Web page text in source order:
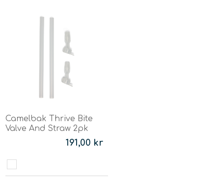
Camelbak Thrive Bite
Valve And Straw 2pk
191,00 kr